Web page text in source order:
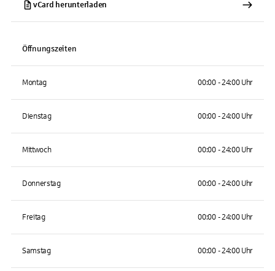
vCard herunterladen
Öffnungszeiten
Montag 00:00 - 24:00 Uhr
Dienstag 00:00 - 24:00 Uhr
Mittwoch 00:00 - 24:00 Uhr
Donnerstag 00:00 - 24:00 Uhr
Freitag 00:00 - 24:00 Uhr
Samstag 00:00 - 24:00 Uhr